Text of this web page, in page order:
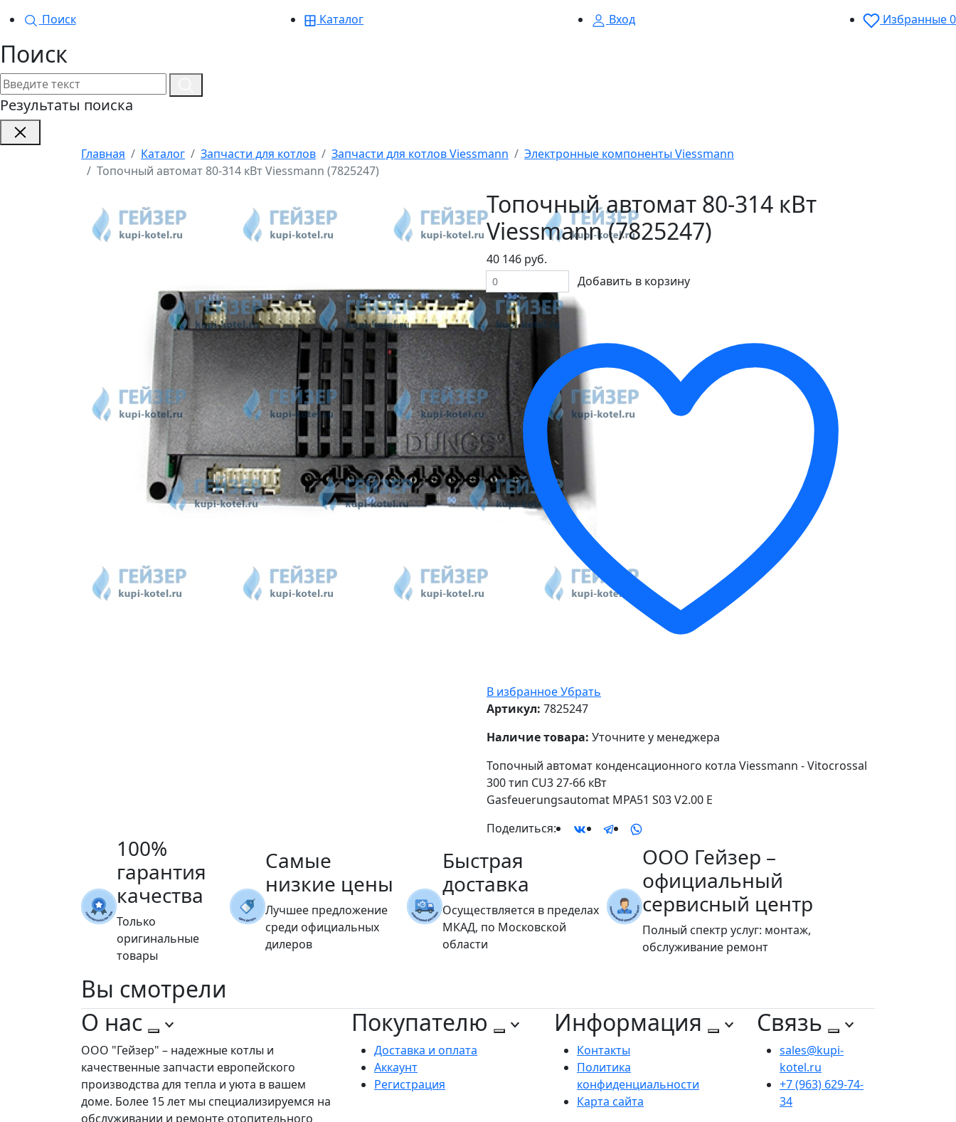
Поиск
Каталог Вход Избранные0
Поиск
Результаты поиска
Главная Каталог Запчасти для котлов Запчасти для котлов Viessmann
Электронные компоненты Viessmann
Топочный автомат 80-314 кВт Viessmann (7825247)
Топочный автомат 80-314 кВт
Viessmann (7825247)
40 146 руб.
Добавить в корзину
В избранноеУбрать
Артикул: 7825247
Наличие товара: Уточните у менеджера
Топочный автомат конденсационного котла Viessmann - Vitocrossal
300 тип CU3 27-66 кВт
Gasfeuerungsautomat MPA51 S03 V2.00 E
Поделиться:
100%
гарантия
качества
Только
оригинальные
товары
Самые
низкие цены
Лучшее предложение
среди официальных
дилеров
Быстрая
доставка
Осуществляется в пределах
МКАД, по Московской
области
ООО Гейзер –
официальный
сервисный центр
Полный спектр услуг: монтаж,
обслуживание ремонт
Вы смотрели
О нас
ООО "Гейзер" – надежные котлы и
качественные запчасти европейского
производства для тепла и уюта в вашем
доме. Более 15 лет мы специализируемся на
обслуживании и ремонте отопительного
Покупателю
Доставка и оплата
Аккаунт
Регистрация
Информация
Контакты
Политика
конфиденциальности
Карта сайта
Связь
sales@kupi-
kotel.ru
+7 (963) 629-74-
34